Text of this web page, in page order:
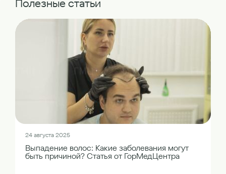
Полезные статьи
24 августа 2025
Выпадение волос: Какие заболевания могут
быть причиной? Статья от ГорМедЦентра